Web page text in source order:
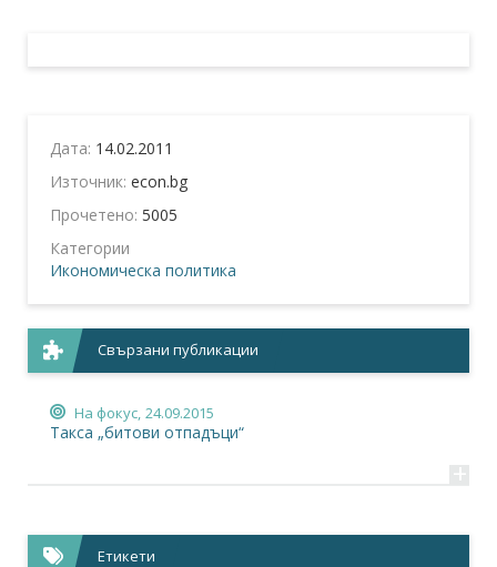
Дата: 14.02.2011
Източник: econ.bg
Прочетено: 5005
Категории
Икономическа политика
Свързани публикации
На фокус, 24.09.2015
Такса „битови отпадъци“
+
Етикети